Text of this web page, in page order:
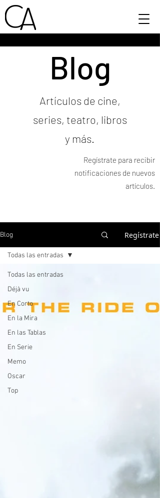
Blog
Artículos de cine,
series, teatro, libros
y más.
Regístrate para recibir
notificaciones de nuevos
artículos.
Blog Regístrate
Todas las entradas
Déjà vu
En Corto
En la Mira
En las Tablas
En Serie
Memo
Oscar
Top
Todas las entradas